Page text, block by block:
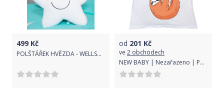
499 Kč
POLŠTÁŘEK HVĚZDA - WELLSOFT BÍLÁ
od 201 Kč
ve 2 obchodech
NEW BABY | Nezařazeno | Polštář New Baby s potiskem Dejte mi jen 5 minut... 40x40 cm | Bílá |